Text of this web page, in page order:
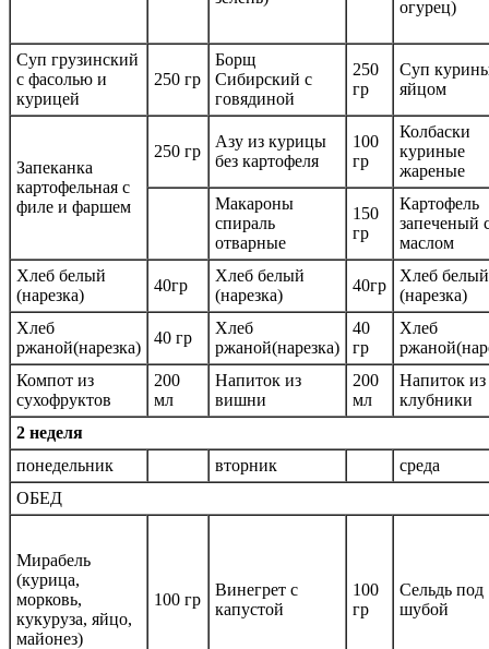
огурец)
Суп грузинский
с фасолью и
курицей
250 гр
Борщ
Сибирский с
говядиной
250
гр
Суп
яйцом
Запеканка
картофельная с
филе и фаршем
250 гр
Азу из курицы
без картофеля
100
гр
Колбаски
куриные
жареные
Макароны
спираль
отварные
150
гр
Картофель
запеченый
маслом
Хлеб белый
(нарезка)
40гр
Хлеб белый
(нарезка)
40гр
Хлеб белый
(нарезка)
Хлеб
ржаной(нарезка)
40 гр
Хлеб
ржаной(нарезка)
40
гр
Хлеб
Компот из
сухофруктов
200
мл
Напиток из
вишни
200
мл
Напиток из
клубники
2 неделя
понедельник
вторник
среда
ОБЕД
Мирабель
(курица,
морковь,
кукуруза, яйцо,
майонез)
100 гр
Винегрет с
капустой
100
гр
Сельдь под
шубой